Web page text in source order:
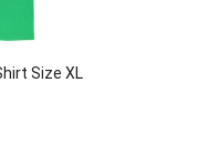
Size XL